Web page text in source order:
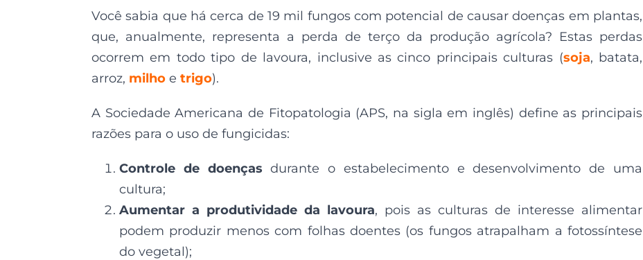
Você sabia que há cerca de 19 mil fungos com potencial de causar doenças em plantas,
que, anualmente, representa a perda de terço da produção agrícola? Estas perdas
ocorrem em todo tipo de lavoura, inclusive as cinco principais culturas (soja, batata,
arroz, milho e trigo).
A Sociedade Americana de Fitopatologia (APS, na sigla em inglês) define as principais
razões para o uso de fungicidas:
Controle de doençasdurante o estabelecimento e desenvolvimento de uma
cultura;
Aumentar a produtividade da lavoura, pois as culturas de interesse alimentar
podem produzir menos com folhas doentes (os fungos atrapalham a fotossíntese
do vegetal);